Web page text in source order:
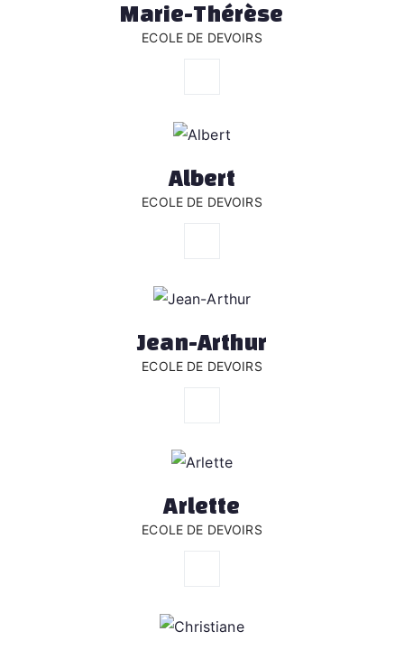
Marie-Thérèse
ECOLE DE DEVOIRS
Albert
ECOLE DE DEVOIRS
Jean-Arthur
ECOLE DE DEVOIRS
Arlette
ECOLE DE DEVOIRS